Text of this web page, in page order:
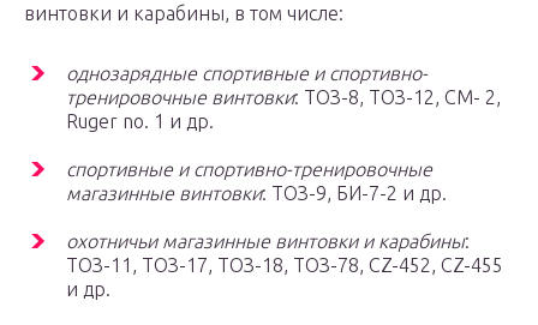
винтовки и карабины, в том числе:
однозарядные спортивные и спортивно-
тренировочные винтовки: ТОЗ-8, ТОЗ-12, СМ- 2,
Ruger no. 1 и др.
спортивные и спортивно-тренировочные
магазинные винтовки: ТОЗ-9, БИ-7-2 и др.
охотничьи магазинные винтовки и карабины:
ТОЗ-11, ТОЗ-17, ТОЗ-18, ТОЗ-78, CZ-452, CZ-455
и др.